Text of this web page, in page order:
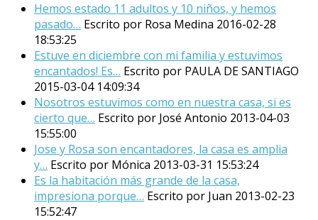
Hemos estado 11 adultos y 10 niños, y hemos
pasado… Escrito por Rosa Medina 2016-02-28
18:53:25
Estuve en diciembre con mi familia y estuvimos
encantados! Es… Escrito por PAULA DE SANTIAGO
2015-03-04 14:09:34
Nosotros estuvimos como en nuestra casa, si es
cierto que… Escrito por José Antonio 2013-04-03
15:55:00
Jose y Rosa son encantadores, la casa es amplia
y… Escrito por Mónica 2013-03-31 15:53:24
Es la habitación más grande de la casa,
impresiona porque… Escrito por Juan 2013-02-23
15:52:47